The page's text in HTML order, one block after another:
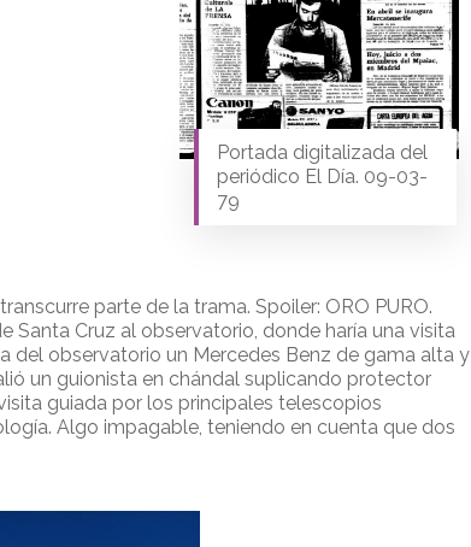
Portada digitalizada del
periódico El Día. 09-03-
79
parte de la trama. Spoiler: ORO PURO.
Cruz al observatorio, donde haría una visita
del observatorio un Mercedes Benz de gama alta y
un guionista en chándal suplicando protector
guiada por los principales telescopios
Algo impagable, teniendo en cuenta que dos